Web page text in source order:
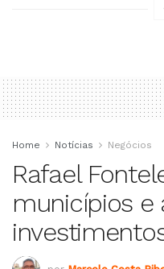
Home Notícias Negócios
Rafael
municípios e